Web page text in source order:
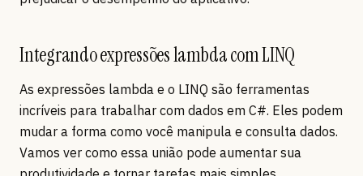
Integrando expressões lambda com LINQ
As expressões lambda e o LINQ são ferramentas
incríveis para trabalhar com dados em C#. Eles podem
mudar a forma como você manipula e consulta dados.
Vamos ver como essa união pode aumentar sua